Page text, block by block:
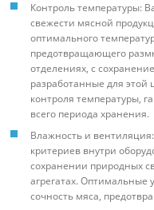
Контроль температуры:
свежести мясной
оптимального
предотвращающего
отделениях, с
разработанные для этой
контроля температуры,
всего периода хранения.
Влажность и
критериев внутри
сохранении природных
агрегатах. Оптимальные
сочность мяса,